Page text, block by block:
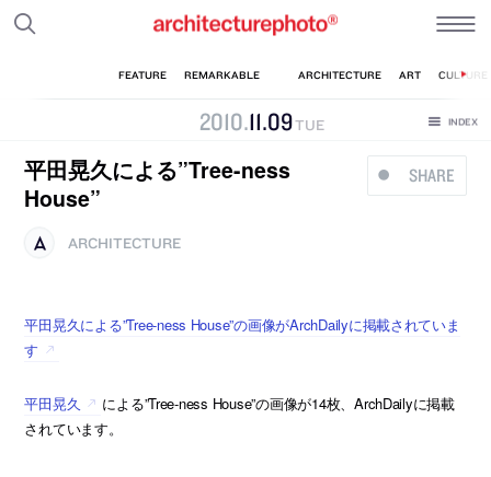
2010.11.09TUE
SHARE
平田晃久による”Tree-ness
House”
ARCHITECTURE
平田晃久による”Tree-ness House”の画像がArchDailyに掲載されていま
す
平田晃久
による”Tree-ness House”の画像が14枚、ArchDailyに掲載
されています。